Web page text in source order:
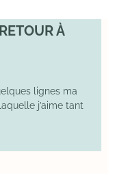
À
lignes ma
j’aime tant